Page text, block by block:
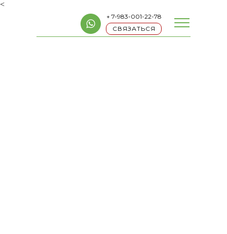
<
+ 7-983-001-22-78
СВЯЗАТЬСЯ